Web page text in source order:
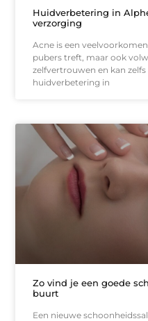
Huidverbetering in
verzorging
Acne is een
pubers treft, maar ook
zelfvertrouwen en kan
huidverbetering in
Zo vind je een goede
buurt
Een nieuwe